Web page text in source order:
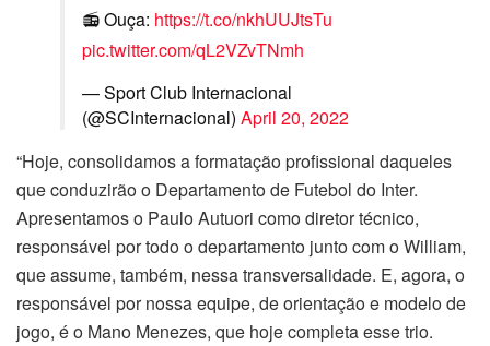
📻 Ouça: https://t.co/nkhUUJtsTu
pic.twitter.com/qL2VZvTNmh
— Sport Club Internacional
(@SCInternacional) April 20, 2022
“Hoje, consolidamos a formatação profissional daqueles
que conduzirão o Departamento de Futebol do Inter.
Apresentamos o Paulo Autuori como diretor técnico,
responsável por todo o departamento junto com o William,
que assume, também, nessa transversalidade. E, agora, o
responsável por nossa equipe, de orientação e modelo de
jogo, é o Mano Menezes, que hoje completa esse trio.